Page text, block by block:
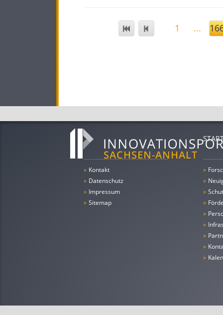
1 ...
» Kontakt
» Datenschutz
» Impressum
» Sitemap
»
»
»
»
»
»
»
»
»